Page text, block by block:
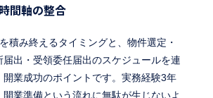
間軸の整合
積み終えるタイミングと、物件選定・
届出・受領委任届出のスケジュールを連
開業成功のポイントです。実務経験3年
業準備という流れに無駄が生じないよ